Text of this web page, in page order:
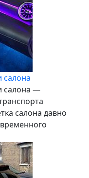
салона
салона —
салона давно